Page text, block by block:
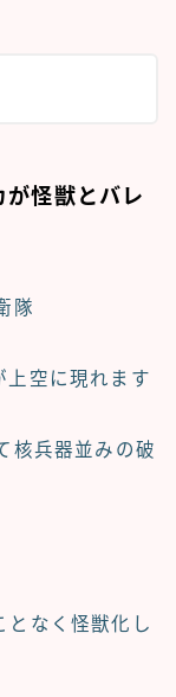
怪獣とバレ
隊
上空に現れます
核兵器並みの破
となく怪獣化し